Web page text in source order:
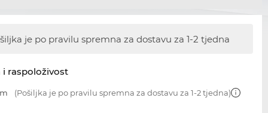
je po pravilu spremna za dostavuza 1-2 tjedna
i raspoloživost
(Pošiljka je po pravilu spremna za dostavu za 1-2 tjedna)